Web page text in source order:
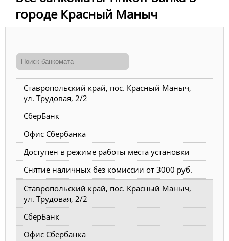
городе Красный Маныч
Ставропольский край, пос. Красный Маныч,
ул. Трудовая, 2/2
СберБанк
Офис Сбербанка
Доступен в режиме работы места установки
Снятие наличных без комиссии от 3000 руб.
Ставропольский край, пос. Красный Маныч,
ул. Трудовая, 2/2
СберБанк
Офис Сбербанка